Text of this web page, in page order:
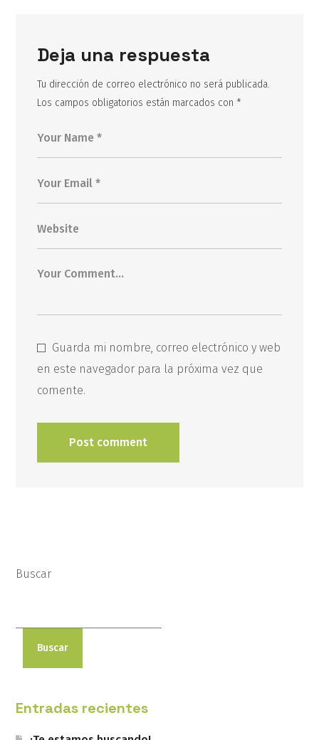
Deja una respuesta
Tu dirección de correo electrónico no será publicada.
Los campos obligatorios están marcados con *
Guarda mi nombre, correo electrónico y web
en este navegador para la próxima vez que
comente.
Buscar
Buscar
Entradas recientes